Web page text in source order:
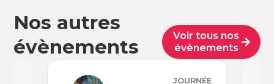
Nos autres
évènements
Voir tous nos
évènements
JOURNÉE